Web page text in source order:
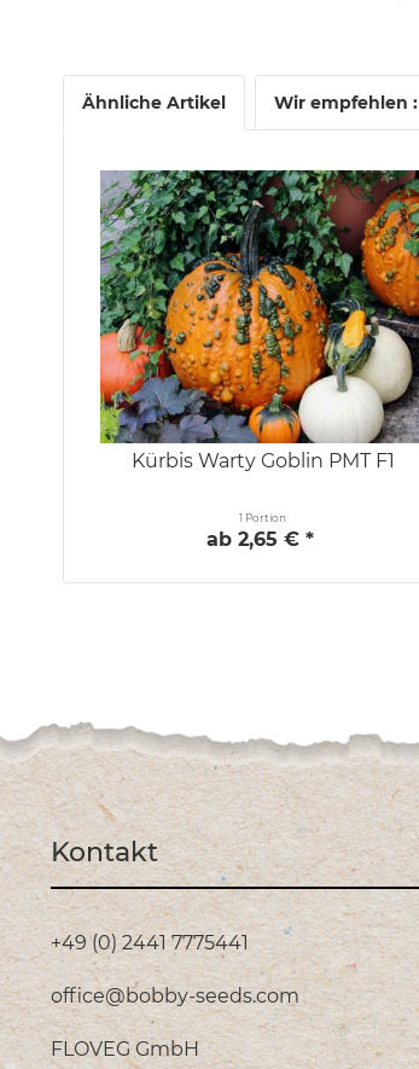
Ähnliche Artikel Wir empfehlen :
Kürbis Warty Goblin PMT F1
1 Portion
ab 2,65 € *
Kontakt
+49 (0) 2441 7775441
office@bobby-seeds.com
FLOVEG GmbH